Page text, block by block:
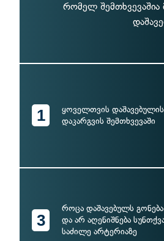
რომელ შემთხვევაშია
1
ყოველთვის
დაკარგვის შემთხვევაში
3
როცა დაშავებულს
და არ აღენიშნება
საძილე არტერიაზე